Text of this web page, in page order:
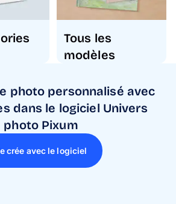
Tous les
modèles
photo personnalisé avec
dans le logiciel Univers
photo Pixum
crée avec le logiciel